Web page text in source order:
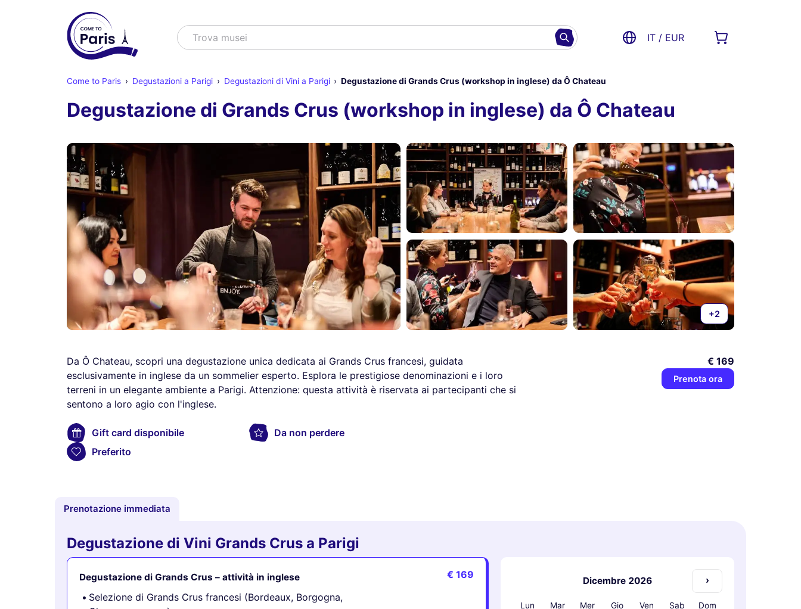
Cercare
Trova spett IT / EUR
Come to Paris Degustazioni a Parigi Degustazioni di Vini a Parigi Degustazione di Grands Crus (workshop in inglese) da Ô Chateau
Degustazione di Grands Crus (workshop in inglese) da Ô Chateau
+2
Da Ô Chateau, scopri una degustazione unica dedicata ai Grands Crus francesi, guidata
esclusivamente in inglese da un sommelier esperto. Esplora le prestigiose denominazioni e i loro
terreni in un elegante ambiente a Parigi. Attenzione: questa attività è riservata ai partecipanti che si
sentono a loro agio con l'inglese.
Gift card disponibile
Da non perdere
Preferito
€ 169
Prenota ora
Prenotazione immediata
Degustazione di Vini Grands Crus a Parigi
Degustazione di Grands Crus – attività in inglese
Selezione di Grands Crus francesi (Bordeaux, Borgogna,
€ 169
Dicembre 2026 ›
Lun Mar Mer Gio Ven Sab Dom